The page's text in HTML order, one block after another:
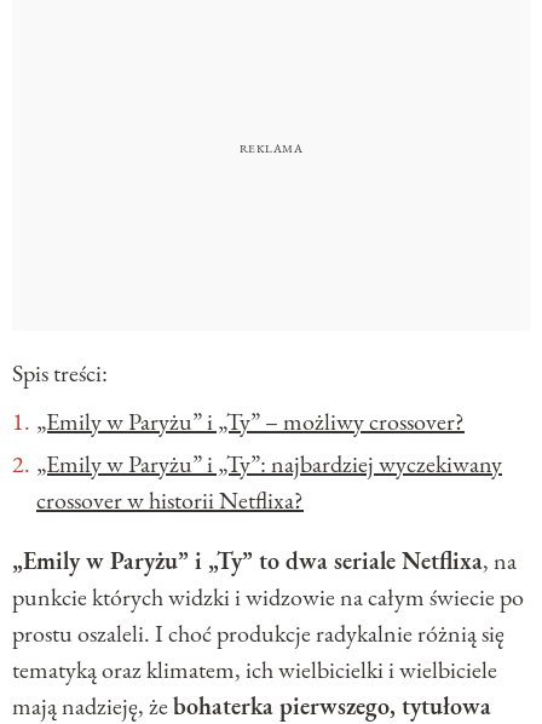
Spis treści:
„Emily w Paryżu” i „Ty” – możliwy crossover?
„Emily w Paryżu” i „Ty”: najbardziej wyczekiwany
crossover w historii Netflixa?
„Emily w Paryżu” i „Ty” to dwa seriale Netflixa, na
punkcie których widzki i widzowie na całym świecie po
prostu oszaleli. I choć produkcje radykalnie różnią się
tematyką oraz klimatem, ich wielbicielki i wielbiciele
mają nadzieję, żebohaterka pierwszego, tytułowa